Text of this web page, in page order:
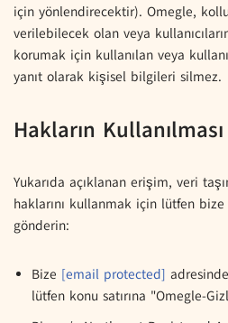
için yönlendirecektir). Omegle,
verilebilecek olan veya
korumak için kullanılan veya
yanıt olarak kişisel bilgileri silmez.
Hakların Kullanılması
Yukarıda açıklanan erişim, veri
haklarını kullanmak için lütfen
gönderin:
Bize [email protected]
lütfen konu satırına "Omegle-